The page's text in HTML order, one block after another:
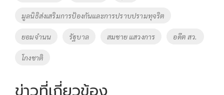
มูลนิธิส่งเสริมการป้องกันและการปราบปรามทุจริต
ยอมจำนน รัฐบาล สมชาย แสวงการ อดีต สว.
โกงชาติ